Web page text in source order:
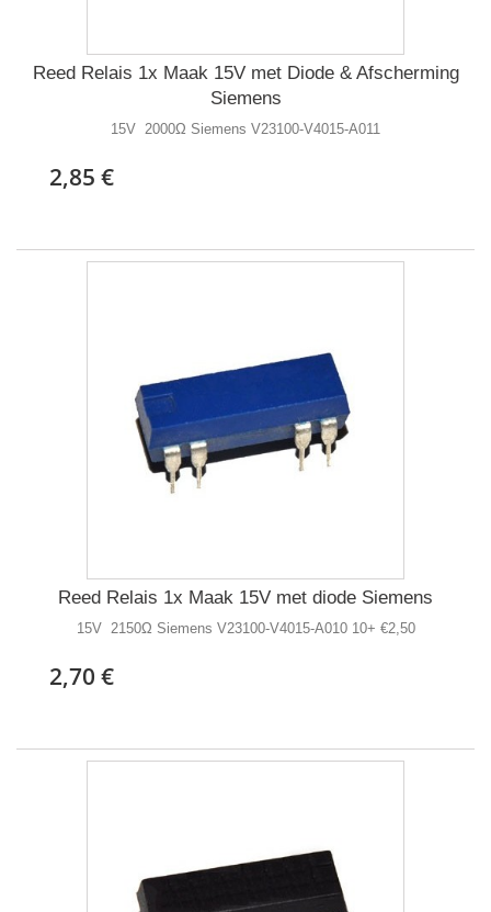
Reed Relais 1x Maak 15V met Diode & Afscherming
Siemens
15V 2000Ω Siemens V23100-V4015-A011
2,85 €
Reed Relais 1x Maak 15V met diode Siemens
15V 2150Ω Siemens V23100-V4015-A010 10+ €2,50
2,70 €